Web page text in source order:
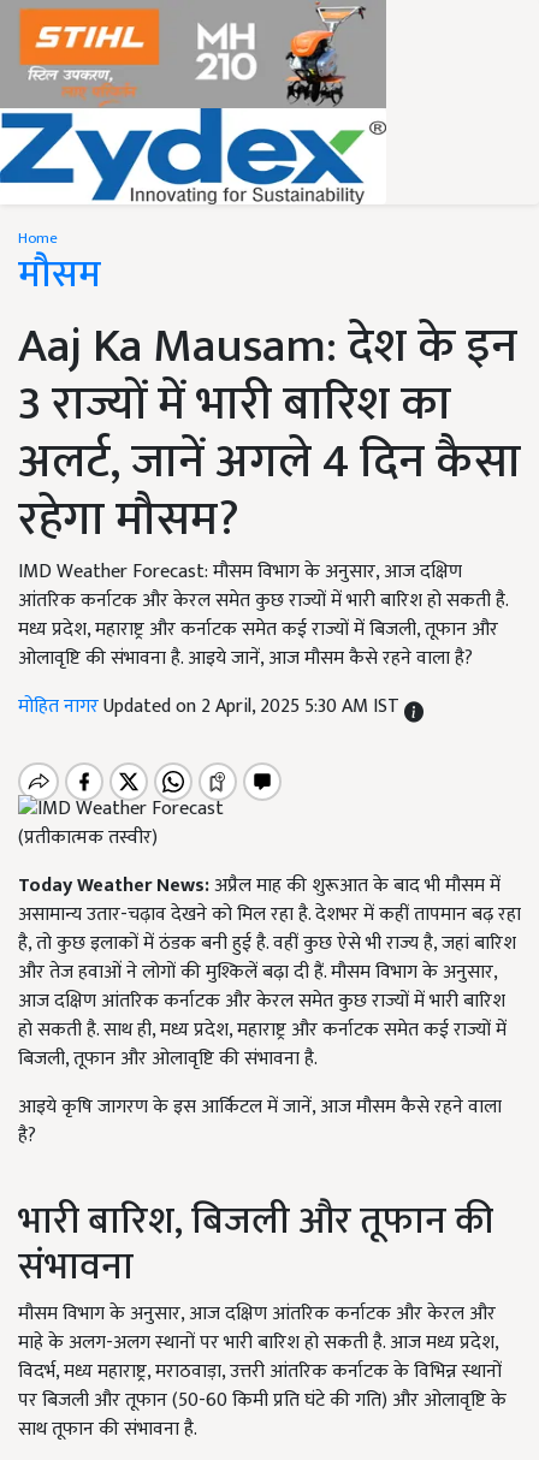
Home
मौसम
Aaj Ka Mausam: देश के इन
3 राज्यों में भारी बारिश का
अलर्ट, जानें अगले 4 दिन कैसा
रहेगा मौसम?
IMD Weather Forecast: मौसम विभाग के अनुसार, आज दक्षिण
आंतरिक कर्नाटक और केरल समेत कुछ राज्यों में भारी बारिश हो सकती है.
मध्य प्रदेश, महाराष्ट्र और कर्नाटक समेत कई राज्यों में बिजली, तूफान और
ओलावृष्टि की संभावना है. आइये जानें, आज मौसम कैसे रहने वाला है?
मोहित नागरUpdated on 2 April, 2025 5:30 AM IST
(प्रतीकात्मक तस्वीर)
Today Weather News:अप्रैल माह की शुरूआत के बाद भी मौसम में
असामान्य उतार-चढ़ाव देखने को मिल रहा है. देशभर में कहीं तापमान बढ़ रहा
है, तो कुछ इलाकों में ठंडक बनी हुई है. वहीं कुछ ऐसे भी राज्य है, जहां बारिश
और तेज हवाओं ने लोगों की मुश्किलें बढ़ा दी हैं. मौसम विभाग के अनुसार,
आज दक्षिण आंतरिक कर्नाटक और केरल समेत कुछ राज्यों में भारी बारिश
हो सकती है. साथ ही, मध्य प्रदेश, महाराष्ट्र और कर्नाटक समेत कई राज्यों में
बिजली, तूफान और ओलावृष्टि की संभावना है.
आइये कृषि जागरण के इस आर्किटल में जानें, आज मौसम कैसे रहने वाला
है?
भारी बारिश, बिजली और तूफान की
संभावना
मौसम विभाग के अनुसार, आज दक्षिण आंतरिक कर्नाटक और केरल और
माहे के अलग-अलग स्थानों पर भारी बारिश हो सकती है. आज मध्य प्रदेश,
विदर्भ, मध्य महाराष्ट्र, मराठवाड़ा, उत्तरी आंतरिक कर्नाटक के विभिन्न स्थानों
पर बिजली और तूफान (50-60 किमी प्रति घंटे की गति) और ओलावृष्टि के
साथ तूफान की संभावना है.